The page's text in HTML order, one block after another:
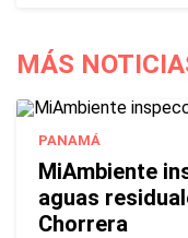
MÁS
PANAMÁ
MiAmbiente
aguas
Chorrera